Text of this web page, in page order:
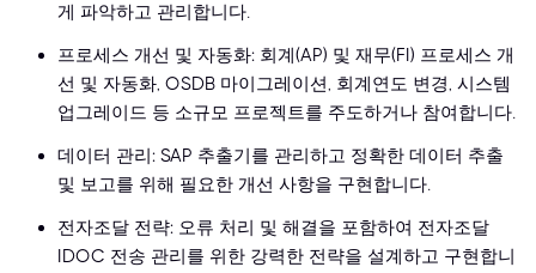
게 파악하고 관리합니다.
프로세스 개선 및 자동화: 회계(AP) 및 재무(FI) 프로세스 개
선 및 자동화, OSDB 마이그레이션, 회계연도 변경, 시스템
업그레이드 등 소규모 프로젝트를 주도하거나 참여합니다.
데이터 관리: SAP 추출기를 관리하고 정확한 데이터 추출
및 보고를 위해 필요한 개선 사항을 구현합니다.
전자조달 전략: 오류 처리 및 해결을 포함하여 전자조달
IDOC 전송 관리를 위한 강력한 전략을 설계하고 구현합니